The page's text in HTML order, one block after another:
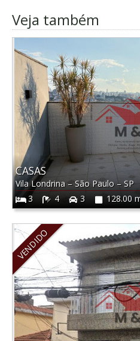
Veja também
CASAS
Vila Londrina –São Paulo–SP
3
4 3 128.00
VENDIDO